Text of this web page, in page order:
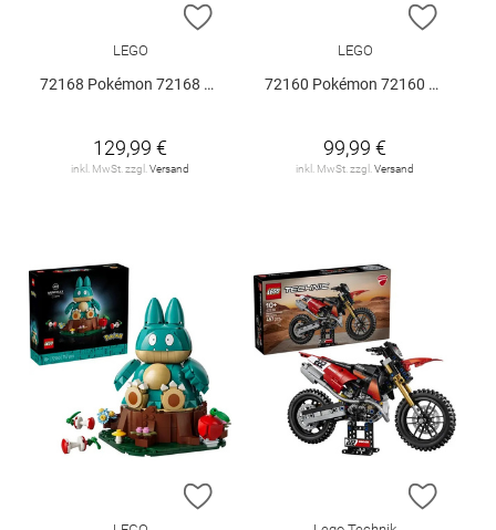
ZUR WUNSCHLISTE HINZUFÜGEN
LEGO
72168 Pokémon 72168 V29
129,99 €
inkl. MwSt. zzgl. Versand
ZUR
LEGO
72160 Pokémon 72160 V29
99,99 €
inkl. MwSt. zzgl. Versand
ZUR WUNSCHLISTE HINZUFÜGEN
ZUR